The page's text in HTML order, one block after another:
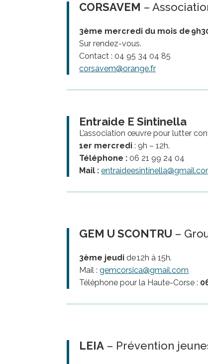
CORSAVEM –
3ème mercredi du mois de
Sur rendez-vous.
Contact : 04 95 34 04 85
corsavem@orange.fr
Entraide E Sintinella
L’association œuvre pour lutter
1er mercredi : 9h – 12h.
Téléphone : 06 21 99 24 04
Mail :
GEM U SCONTRU –
3ème jeudi de 12h à 15h.
Mail :gemcorsica@gmail.com
Téléphone pour la Haute-Corse :
LEIA – Prévention